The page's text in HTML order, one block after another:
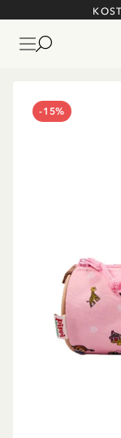
-15%